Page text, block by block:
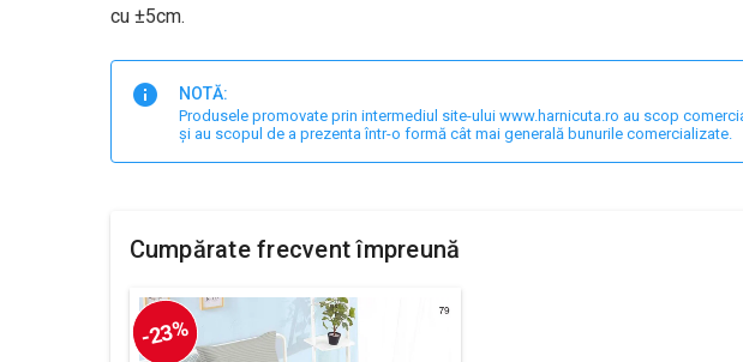
cu ±5cm.
NOTĂ:
Produsele promovate prin intermediul site-ului www.harnicuta.ro au scop
și au scopul de a prezenta într-o formă cât mai generală bunurile comercializate.
Cumpărate frecvent împreună
-23%